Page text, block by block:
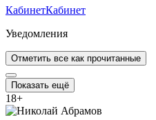
КабинетКабинет
Уведомления
Отметить все как прочитанные
Показать ещё
18+